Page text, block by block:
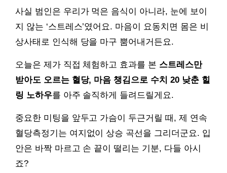
사실 범인은 우리가 먹은 음식이 아니라, 눈에 보이
지 않는 ‘스트레스’였어요. 마음이 요동치면 몸은 비
상사태로 인식해 당을 마구 뿜어내거든요.
오늘은 제가 직접 체험하고 효과를 본 스트레스만
받아도 오르는 혈당, 마음 챙김으로 수치 20 낮춘 힐
링 노하우를 아주 솔직하게 들려드릴게요.
중요한 미팅을 앞두고 가슴이 두근거릴 때, 제 연속
혈당측정기는 여지없이 상승 곡선을 그리더군요. 입
안은 바짝 마르고 손 끝이 떨리는 기분, 다들 아시
죠?